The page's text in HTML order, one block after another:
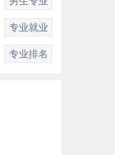
专业就业
专业排名